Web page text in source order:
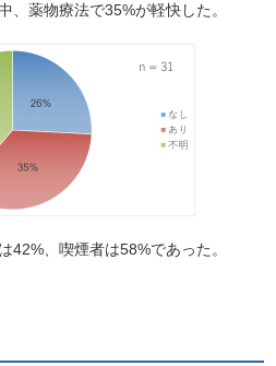
、薬物療法で35%が軽快した。
42%、喫煙者は58%であった。